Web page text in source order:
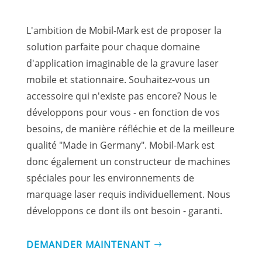
L'ambition de Mobil-Mark est de proposer la
solution parfaite pour chaque domaine
d'application imaginable de la gravure laser
mobile et stationnaire. Souhaitez-vous un
accessoire qui n'existe pas encore? Nous le
développons pour vous - en fonction de vos
besoins, de manière réfléchie et de la meilleure
qualité "Made in Germany". Mobil-Mark est
donc également un constructeur de machines
spéciales pour les environnements de
marquage laser requis individuellement. Nous
développons ce dont ils ont besoin - garanti.
DEMANDER MAINTENANT